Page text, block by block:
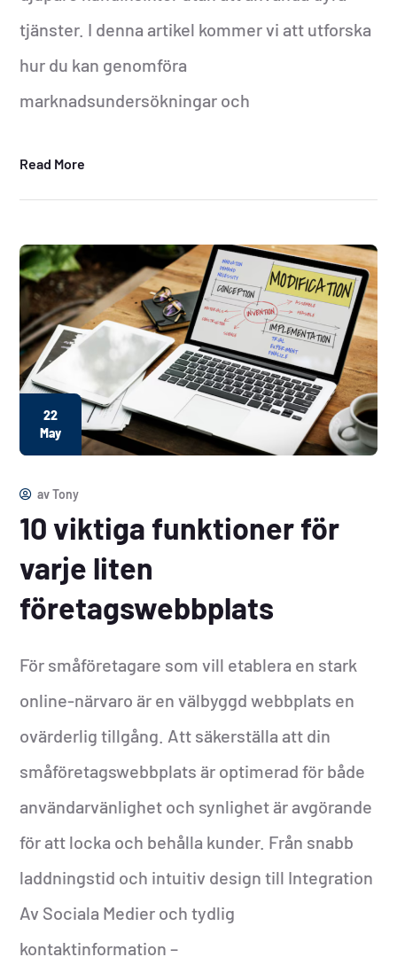
tjänster. I denna artikel kommer vi att utforska
hur du kan genomföra
marknadsundersökningar och
Read More
22
May
avTony
10 viktiga funktioner för
varje liten
företagswebbplats
För småföretagare som vill etablera en stark
online-närvaro är en välbyggd webbplats en
ovärderlig tillgång. Att säkerställa att din
småföretagswebbplats är optimerad för både
användarvänlighet och synlighet är avgörande
för att locka och behålla kunder. Från snabb
laddningstid och intuitiv design till Integration
Av Sociala Medier och tydlig
kontaktinformation –